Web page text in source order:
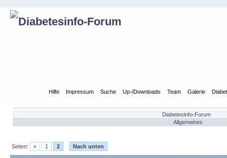
Hilfe Impressum Suche Up-/Downloads Team Galerie
Diabetesinfo-Forum
Allgemeines
Seiten: « 1 2 Nach unten